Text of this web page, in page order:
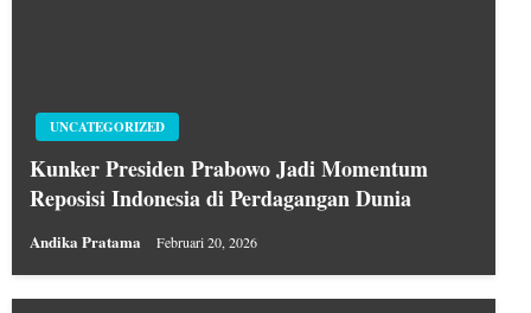
UNCATEGORIZED
Kunker Presiden Prabowo Jadi Momentum
Reposisi Indonesia di Perdagangan Dunia
Andika Pratama Februari 20, 2026